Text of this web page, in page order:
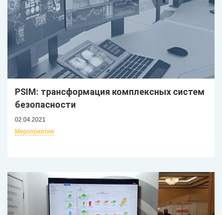
PSIM: трансформация комплексных систем
безопасности
02.04.2021
Мероприятия